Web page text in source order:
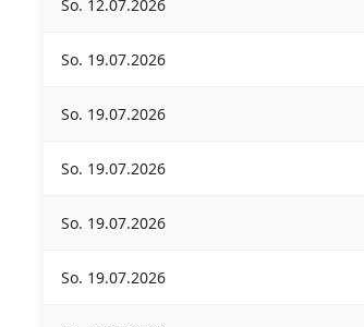
So. 12.07.2026
So. 19.07.2026
So. 19.07.2026
So. 19.07.2026
So. 19.07.2026
So. 19.07.2026